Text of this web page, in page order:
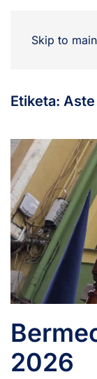
Skip to
Etiketa:
2026